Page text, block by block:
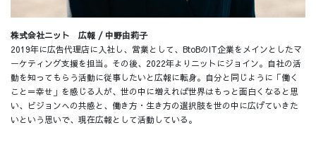
株式会社ニット 広報 / 中野由莉子
2019年に広告代理店に入社し、営業として、BtoBのIT企業をメインとしたマ
ーケティング支援を担当。その後、2022年よりニットにジョイン。自社の活
動を知ってもらう活動に従事したいと広報に転身。自分と同じように「働く
こと＝幸せ」を感じる人が、世の中に増えれば世界はもっと面白くなると思
い、ビジョンへの共感と、働き方・生き方の選択肢を世の中に広げていきた
いという思いで、現在広報として活動している。